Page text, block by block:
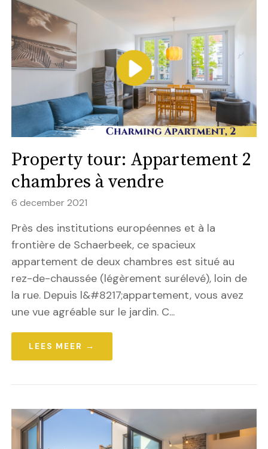
Property tour: Appartement 2
chambres à vendre
6 december 2021
Près des institutions européennes et à la
frontière de Schaerbeek, ce spacieux
appartement de deux chambres est situé au
rez-de-chaussée (légèrement surélevé), loin de
la rue. Depuis l&#8217;appartement, vous avez
une vue agréable sur le jardin. C...
LEES MEER →